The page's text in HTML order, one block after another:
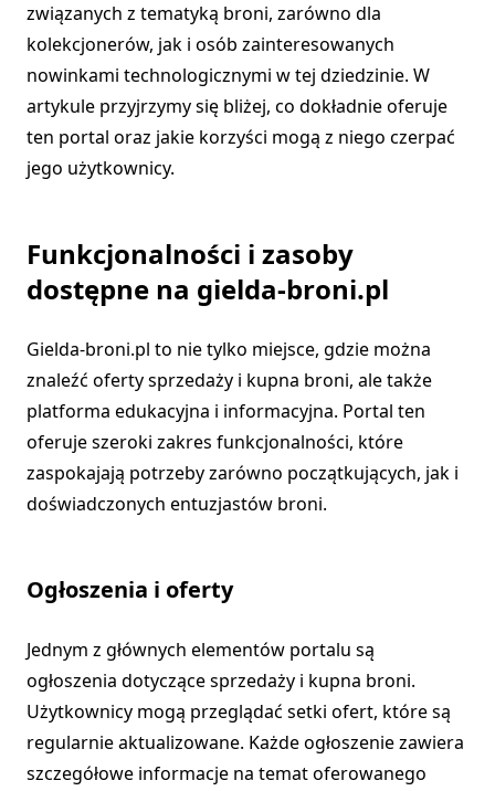
związanych z tematyką broni, zarówno dla
kolekcjonerów, jak i osób zainteresowanych
nowinkami technologicznymi w tej dziedzinie. W
artykule przyjrzymy się bliżej, co dokładnie oferuje
ten portal oraz jakie korzyści mogą z niego czerpać
jego użytkownicy.
Funkcjonalności i zasoby
dostępne na gielda-broni.pl
Gielda-broni.pl to nie tylko miejsce, gdzie można
znaleźć oferty sprzedaży i kupna broni, ale także
platforma edukacyjna i informacyjna. Portal ten
oferuje szeroki zakres funkcjonalności, które
zaspokajają potrzeby zarówno początkujących, jak i
doświadczonych entuzjastów broni.
Ogłoszenia i oferty
Jednym z głównych elementów portalu są
ogłoszenia dotyczące sprzedaży i kupna broni.
Użytkownicy mogą przeglądać setki ofert, które są
regularnie aktualizowane. Każde ogłoszenie zawiera
szczegółowe informacje na temat oferowanego